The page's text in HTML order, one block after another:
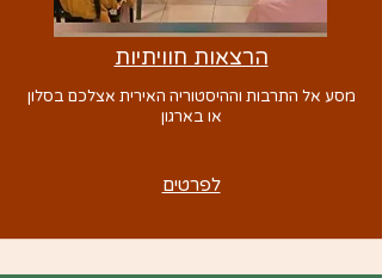
הרצאות חוויתיות
מסע אל התרבות וההיסטוריה האירית אצלכם בסלון
או בארגון
לפרטים